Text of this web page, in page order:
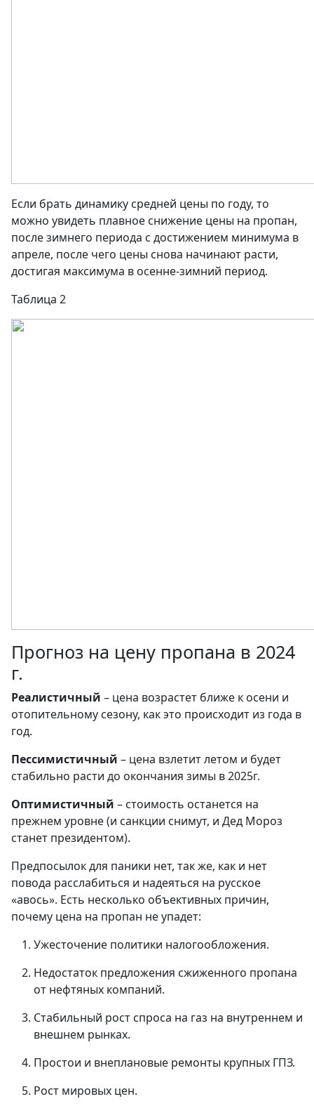
Если брать динамику средней цены по году, то
можно увидеть плавное снижение цены на пропан,
после зимнего периода с достижением минимума в
апреле, после чего цены снова начинают расти,
достигая максимума в осенне-зимний период.
Таблица 2
Прогноз на цену пропана в 2024
г.
Реалистичный – цена возрастет ближе к осени и
отопительному сезону, как это происходит из года в
год.
Пессимистичный – цена взлетит летом и будет
стабильно расти до окончания зимы в 2025г.
Оптимистичный – стоимость останется на
прежнем уровне (и санкции снимут, и Дед Мороз
станет президентом).
Предпосылок для паники нет, так же, как и нет
повода расслабиться и надеяться на русское
«авось». Есть несколько объективных причин,
почему цена на пропан не упадет:
Ужесточение политики налогообложения.
Недостаток предложения сжиженного пропана
от нефтяных компаний.
Стабильный рост спроса на газ на внутреннем и
внешнем рынках.
Простои и внеплановые ремонты крупных ГПЗ.
Рост мировых цен.